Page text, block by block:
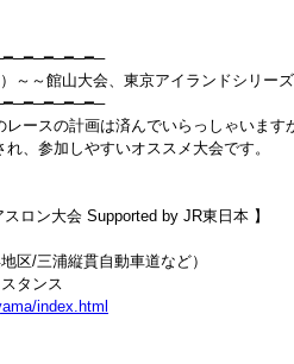
～～館山大会、東京アイランドシリーズ
レースの計画は済んでいらっしゃいます
、参加しやすいオススメ大会です。
ロン大会 Supported by JR東日本 】
区/三浦縦貫自動車道など）
タンス
index.html